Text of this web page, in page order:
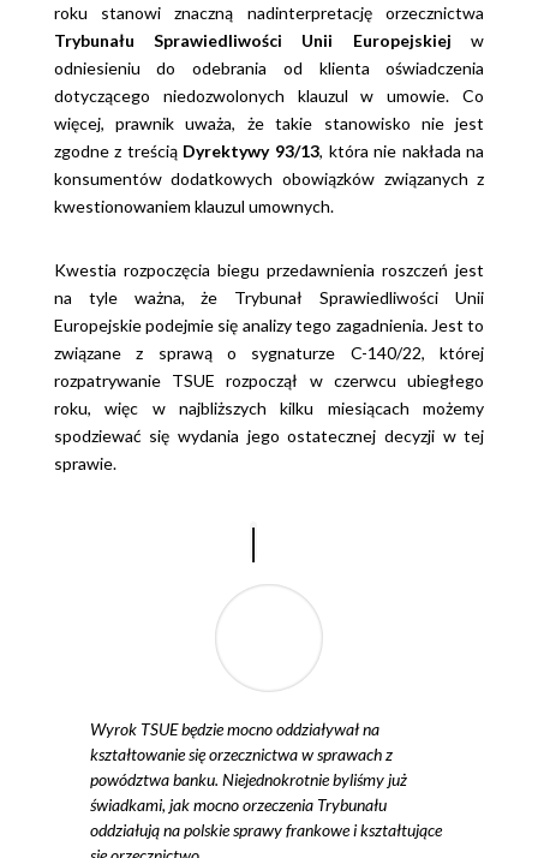
roku stanowi znaczną nadinterpretację orzecznictwa
Trybunału Sprawiedliwości Unii Europejskiej w
odniesieniu do odebrania od klienta oświadczenia
dotyczącego niedozwolonych klauzul w umowie. Co
więcej, prawnik uważa, że takie stanowisko nie jest
zgodne z treścią Dyrektywy 93/13, która nie nakłada na
konsumentów dodatkowych obowiązków związanych z
kwestionowaniem klauzul umownych.
Kwestia rozpoczęcia biegu przedawnienia roszczeń jest
na tyle ważna, że Trybunał Sprawiedliwości Unii
Europejskie podejmie się analizy tego zagadnienia. Jest to
związane z sprawą o sygnaturze C-140/22, której
rozpatrywanie TSUE rozpoczął w czerwcu ubiegłego
roku, więc w najbliższych kilku miesiącach możemy
spodziewać się wydania jego ostatecznej decyzji w tej
sprawie.
Wyrok TSUE będzie mocno oddziaływał na
kształtowanie się orzecznictwa w sprawach z
powództwa banku. Niejednokrotnie byliśmy już
świadkami, jak mocno orzeczenia Trybunału
oddziałują na polskie sprawy frankowe i kształtujące